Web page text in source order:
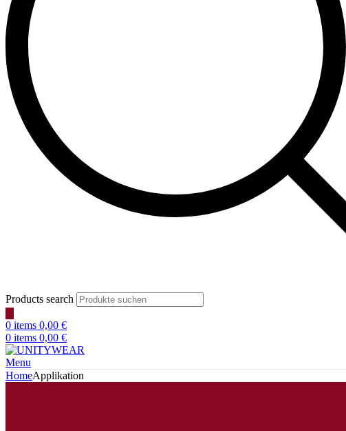
Products search
0 items 0,00 €
0 items 0,00 €
Menu
HomeApplikation